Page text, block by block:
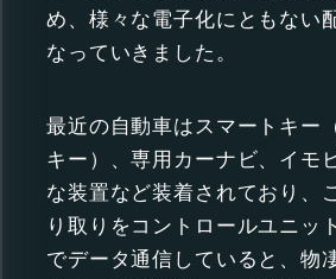
め、様々な電子化にともない
なっていきました。
最近の自動車はスマートキー
キー）、専用カーナビ、イモ
な装置など装着されており、
り取りをコントロールユニッ
でデータ通信していると、物